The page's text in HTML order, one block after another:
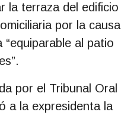
la terraza del edificio
por la causa
al patio
por el Tribunal Oral
a la expresidenta la